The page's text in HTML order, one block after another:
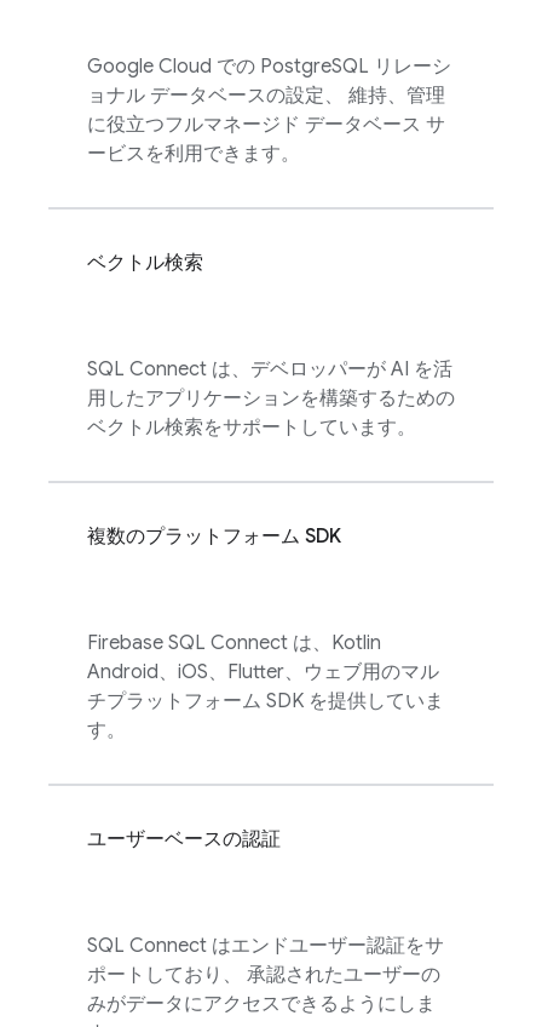
Google Cloud での PostgreSQL リレーシ
ョナル データベースの設定、 維持、管理
に役立つフルマネージド データベース サ
ービスを利用できます。
ベクトル検索
SQL Connect は、デベロッパーが AI を活
用したアプリケーションを構築するための
ベクトル検索をサポートしています。
複数のプラットフォーム SDK
Firebase SQL Connect は、Kotlin
Android、iOS、Flutter、ウェブ用のマル
チプラットフォーム SDK を提供していま
す。
ユーザーベースの認証
SQL Connect はエンドユーザー認証をサ
ポートしており、 承認されたユーザーの
みがデータにアクセスできるようにしま